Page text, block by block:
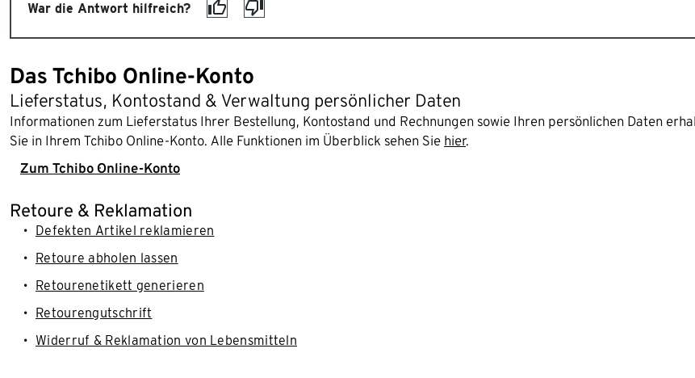
War die Antwort hilfreich?
Das Tchibo Online-Konto
Lieferstatus, Kontostand & Verwaltung persönlicher Daten
Informationen zum Lieferstatus Ihrer Bestellung, Kontostand und Rechnungen sowie Ihren persönlichen Daten
Sie in Ihrem Tchibo Online-Konto. Alle Funktionen im Überblick sehen Sie hier.
Zum Tchibo Online-Konto
Retoure & Reklamation
Defekten Artikel reklamieren
Retoure abholen lassen
Retourenetikett generieren
Retourengutschrift
Widerruf & Reklamation von Lebensmitteln